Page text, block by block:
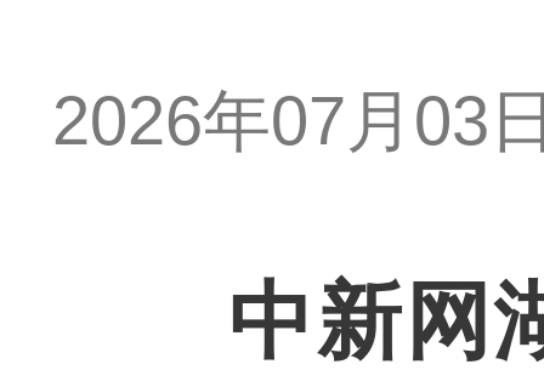
2026年07月03
中新网